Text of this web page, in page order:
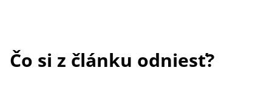
Čo si z článku odniesť?